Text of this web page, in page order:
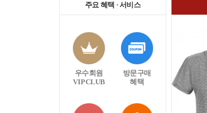
주요 혜택 · 서비스
우수회원
VIP CLUB
방문구매
혜택